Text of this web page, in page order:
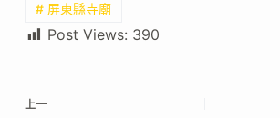
# 屏東縣寺廟
Post Views: 390
上一